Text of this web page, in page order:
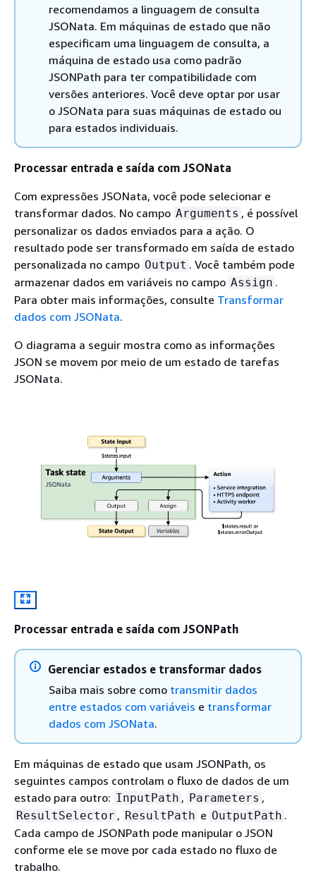
recomendamos a linguagem de consulta
JSONata. Em máquinas de estado que não
especificam uma linguagem de consulta, a
máquina de estado usa como padrão
JSONPath para ter compatibilidade com
versões anteriores. Você deve optar por usar
o JSONata para suas máquinas de estado ou
para estados individuais.
Processar entrada e saída com JSONata
Com expressões JSONata, você pode selecionar e
transformar dados. No campo Arguments , é possível
personalizar os dados enviados para a ação. O
resultado pode ser transformado em saída de estado
personalizada no campo Output . Você também pode
armazenar dados em variáveis no campo Assign .
Para obter mais informações, consulte Transformar
dados com JSONata.
O diagrama a seguir mostra como as informações
JSON se movem por meio de um estado de tarefas
JSONata.
Processar entrada e saída com JSONPath
Gerenciar estados e transformar dados
Saiba mais sobre como transmitir dados
entre estados com variáveis e transformar
dados com JSONata.
Em máquinas de estado que usam JSONPath, os
seguintes campos controlam o fluxo de dados de um
estado para outro: InputPath , Parameters ,
ResultSelector , ResultPath e OutputPath .
Cada campo de JSONPath pode manipular o JSON
conforme ele se move por cada estado no fluxo de
trabalho.